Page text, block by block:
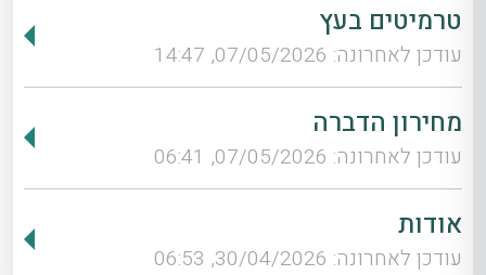
טרמיטים בעץ
עודכן לאחרונה: 07/05/2026, 14:47
מחירון הדברה
עודכן לאחרונה: 07/05/2026, 06:41
אודות
עודכן לאחרונה: 30/04/2026, 06:53